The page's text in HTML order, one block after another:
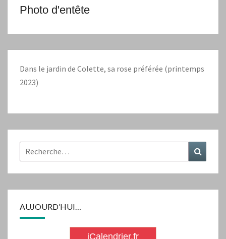
Photo d'entête
Dans le jardin de Colette, sa rose préférée (printemps
2023)
Rechercher :
AUJOURD’HUI…
iCalendrier.fr